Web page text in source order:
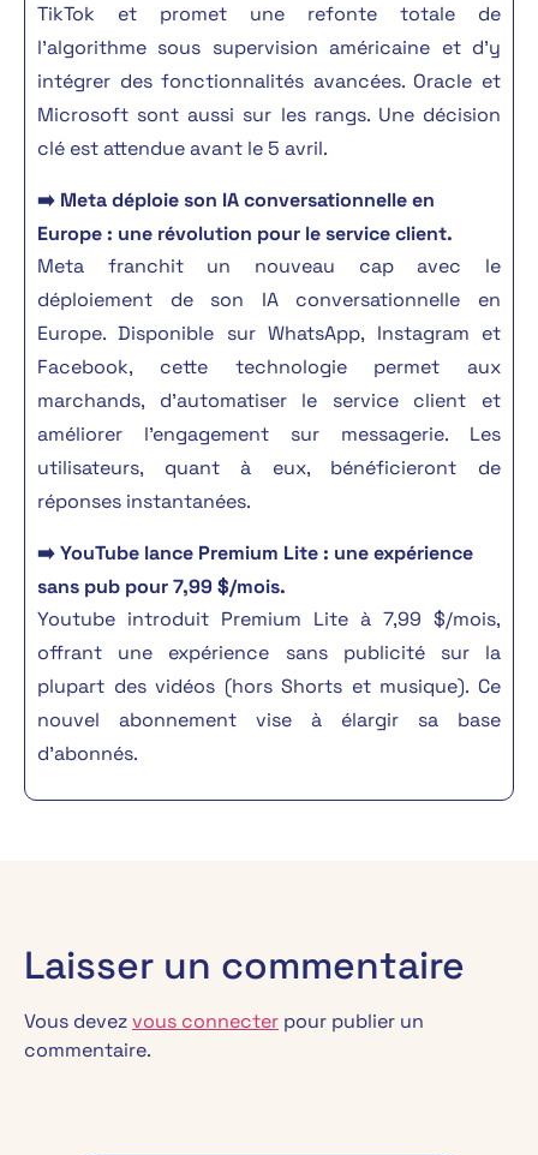
TikTok et promet une refonte totale de
l’algorithme sous supervision américaine et d’y
intégrer des fonctionnalités avancées. Oracle et
Microsoft sont aussi sur les rangs. Une décision
clé est attendue avant le 5 avril.
➡️ Meta déploie son IA conversationnelle en
Europe : une révolution pour le service client.
Meta franchit un nouveau cap avec le
déploiement de son IA conversationnelle en
Europe. Disponible sur WhatsApp, Instagram et
Facebook, cette technologie permet aux
marchands, d’automatiser le service client et
améliorer l’engagement sur messagerie. Les
utilisateurs, quant à eux, bénéficieront de
réponses instantanées.
➡️ YouTube lance Premium Lite : une expérience
sans pub pour 7,99 $/mois.
Youtube introduit Premium Lite à 7,99 $/mois,
offrant une expérience sans publicité sur la
plupart des vidéos (hors Shorts et musique). Ce
nouvel abonnement vise à élargir sa base
d’abonnés.
Laisser un commentaire
Vous devezvous connecter pour publier un
commentaire.